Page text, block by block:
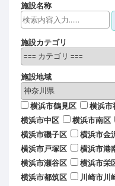
施設名称
施設カテゴリ
施設地域
横浜市鶴見区 横浜市
横浜市中区
横浜市南区
横浜市磯子区
横浜市金
横浜市戸塚区
横浜市港
横浜市瀬谷区
横浜市栄
横浜市都筑区
川崎市川